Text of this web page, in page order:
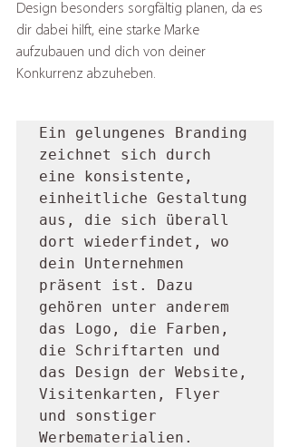
Design besonders sorgfältig planen, da es
dir dabei hilft, eine starke Marke
aufzubauen und dich von deiner
Konkurrenz abzuheben.
Ein gelungenes Branding
zeichnet sich durch
eine konsistente,
einheitliche Gestaltung
aus, die sich überall
dort wiederfindet, wo
dein Unternehmen
präsent ist. Dazu
gehören unter anderem
das Logo, die Farben,
die Schriftarten und
das Design der Website,
Visitenkarten, Flyer
und sonstiger
Werbematerialien.